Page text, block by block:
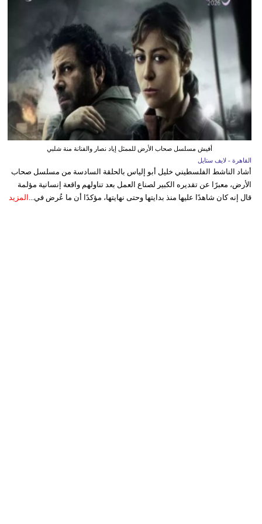
أفيش مسلسل صحاب الأرض للممثل إياد نصار والفنانة منة شلبي
القاهرة - لايف ستايل
أشاد الناشط الفلسطيني خليل أبو إلياس بالحلقة السادسة من مسلسل صحاب
الأرض، معبرًا عن تقديره الكبير لصناع العمل بعد تناولهم واقعة إنسانية مؤلمة
قال إنه كان شاهدًا عليها منذ بدايتها وحتى نهايتها، مؤكدًا أن ما عُرض في... المزيد